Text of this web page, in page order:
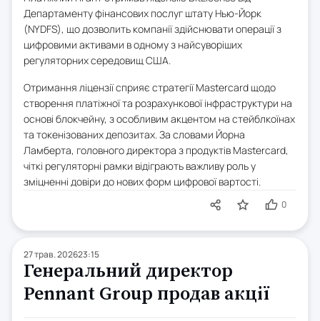
Департаменту фінансових послуг штату Нью-Йорк
(NYDFS), що дозволить компанії здійснювати операції з
цифровими активами в одному з найсуворіших
регуляторних середовищ США.
Отримання ліцензії сприяє стратегії Mastercard щодо
створення платіжної та розрахункової інфраструктури на
основі блокчейну, з особливим акцентом на стейблкоїнах
та токенізованих депозитах. За словами Йорна
Ламберта, головного директора з продуктів Mastercard,
чіткі регуляторні рамки відіграють важливу роль у
зміцненні довіри до нових форм цифрової вартості.
0
27 трав. 202623:15
Генеральний директор
Pennant Group продав акції